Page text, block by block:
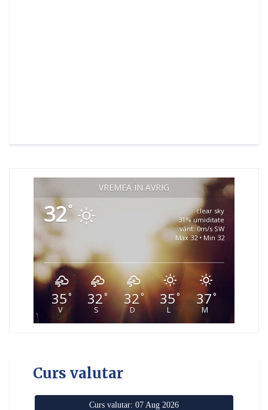
VREMEA ÎN AVRIG
32°
clear sky
31% umiditate
vânt: 0m/s SW
Max 32 • Min 32
35°
V
32°
S
32°
D
35°
L
37°
M
Curs valutar
Curs valutar: 07 Aug 2026